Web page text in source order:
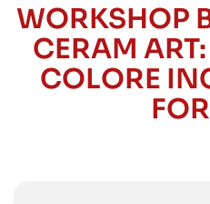
WORKSHOP
CERAM
COLORE